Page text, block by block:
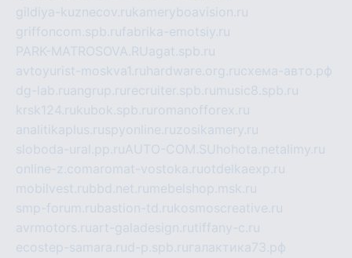
gildiya-kuznecov.rukameryboavision.ru
griffoncom.spb.rufabrika-emotsiy.ru
PARK-MATROSOVA.RUagat.spb.ru
avtoyurist-moskva1.ru hardware.org.ruсхема-авто.рф
dg-lab.ruangrup.ru recruiter.spb.ru music8.spb.ru
krsk124.rukubok.spb.ru romanofforex.ru
analitikaplus.ruspyonline.ruzosikamery.ru
sloboda-ural.pp.ruAUTO-COM.SU hohota.netalimy.ru
online-z.comaromat-vostoka.ruotdelkaexp.ru
mobilvest.rubbd.net.ru mebelshop.msk.ru
smp-forum.rubastion-td.rukosmoscreative.ru
avrmotors.ruart-galadesign.rutiffany-c.ru
ecostep-samara.rud-p.spb.ru галактика73.рф